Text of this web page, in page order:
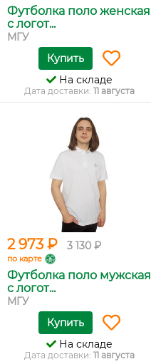
Футболка поло женская
с логот...
МГУ
Купить
На складе
Дата доставки: 11 августа
2 973 ₽ 3 130 ₽
по карте
Футболка поло мужская
с логот...
МГУ
Купить
На складе
Дата доставки: 11 августа